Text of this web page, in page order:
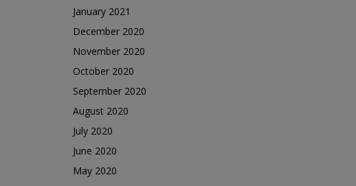
January 2021
December 2020
November 2020
October 2020
September 2020
August 2020
July 2020
June 2020
May 2020